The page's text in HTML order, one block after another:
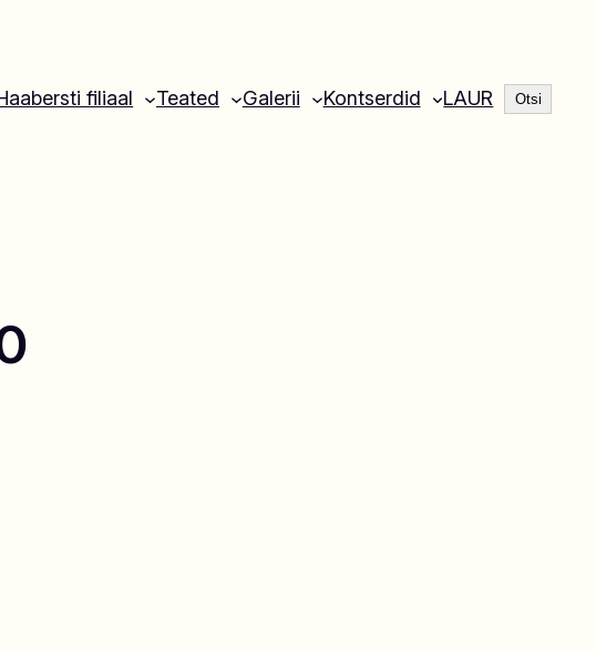
filiaal Teated Galerii Kontserdid LAUR Otsi
Otsi